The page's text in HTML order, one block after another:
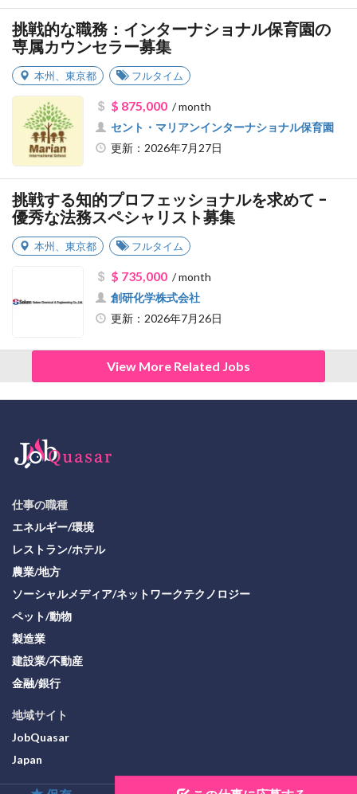
挑戦的な職務：インターナショナル保育園の
専属カウンセラー募集
本州 東京都 フルタイム
$ 875,000/ month
セント・マリアンインターナショナル保育園
更新：2026年7月27日
挑戦する知的プロフェッショナルを求めて -
優秀な法務スペシャリスト募集
本州、 東京都 フルタイム
$ 735,000/ month
創研化学株式会社
更新：2026年7月26日
View More Related Jobs
仕事の職種
エネルギー/環境
レストラン/ホテル
農業/地方
ソーシャルメディア/ネットワークテクノロジー
ペット/動物
製造業
建設業/不動産
金融/銀行
地域サイト
JobQuasar
Japan